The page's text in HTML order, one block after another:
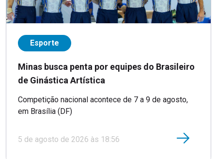
Esporte
Minas busca penta por equipes do Brasileiro
de Ginástica Artística
Competição nacional acontece de 7 a 9 de agosto,
em Brasília (DF)
5 de agosto de 2026 às 18:56